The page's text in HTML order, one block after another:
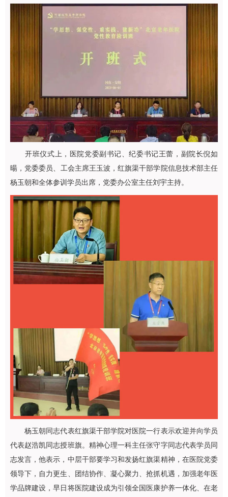
开班仪式上，医院党委副书记、纪委书记王蕾，副院长倪如
暘 ，党委委员、工会主席王玉波，红旗渠干部学院信息技术部主任
杨玉朝和全体参训学员出席，党委办公室主任刘宇主持。
杨玉朝同志代表红旗渠干部学院对医院一行表示欢迎并向学员
代表赵浩凯同志授班旗。精神心理一科主任张守字同志代表学员同
志发言，他表示，中层干部要学习和发扬红旗渠精神，在医院党委
领导下，自力更生、团结协作、凝心聚力、抢抓机遇，加强老年医
学品牌建设，早日将医院建设成为引领全国医康护养一体化、在老